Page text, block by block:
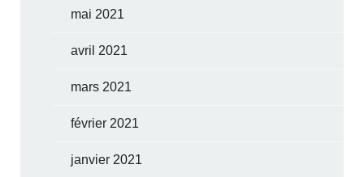
mai 2021
avril 2021
mars 2021
février 2021
janvier 2021